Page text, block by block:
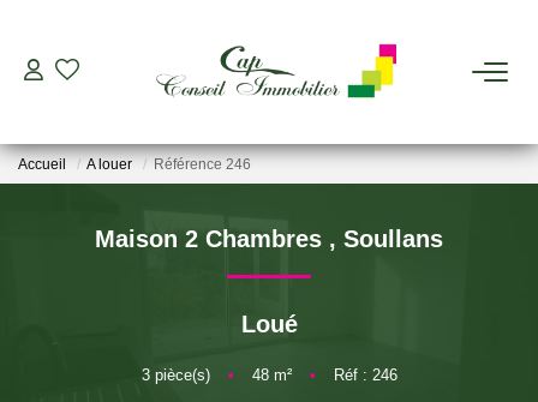
GERER
Accueil A louer Référence 246
Maison 2 Chambres , Soullans
Loué
3pièce(s) • 48m² • Réf : 246